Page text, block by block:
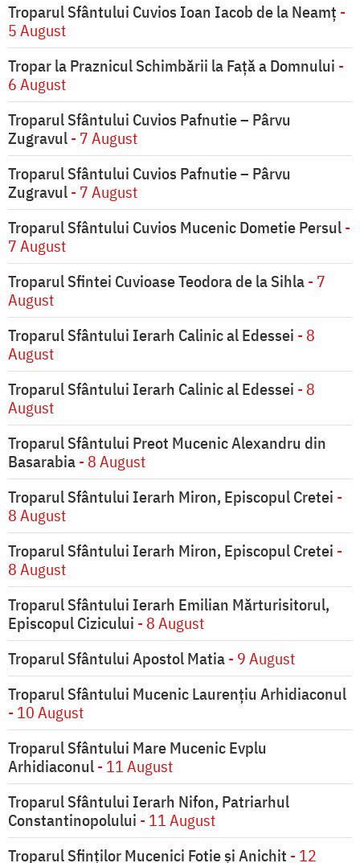
Troparul Sfântului Cuvios Ioan Iacob de la Neamț -
5 August
Tropar la Praznicul Schimbării la Faţă a Domnului -
6 August
Troparul Sfântului Cuvios Pafnutie – Pârvu
Zugravul- 7 August
Troparul Sfântului Cuvios Pafnutie – Pârvu
Zugravul- 7 August
Troparul Sfântului Cuvios Mucenic Dometie Persul-
7 August
Troparul Sfintei Cuvioase Teodora de la Sihla- 7
August
Troparul Sfântului Ierarh Calinic al Edessei - 8
August
Troparul Sfântului Ierarh Calinic al Edessei - 8
August
Troparul Sfântului Preot Mucenic Alexandru din
Basarabia- 8 August
Troparul Sfântului Ierarh Miron, Episcopul Cretei -
8 August
Troparul Sfântului Ierarh Miron, Episcopul Cretei -
8 August
Troparul Sfântului Ierarh Emilian Mărturisitorul,
Episcopul Cizicului - 8 August
Troparul Sfântului Apostol Matia- 9 August
Troparul Sfântului Mucenic Laurențiu Arhidiaconul
- 10 August
Troparul Sfântului Mare Mucenic Evplu
Arhidiaconul- 11 August
Troparul Sfântului Ierarh Nifon, Patriarhul
Constantinopolului - 11 August
Troparul Sfinţilor Mucenici Fotie şi Anichit - 12